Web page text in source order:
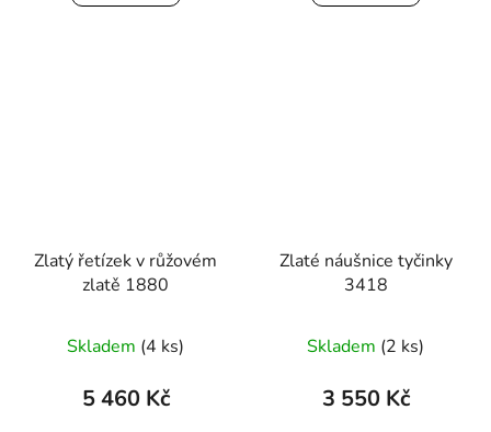
Zlatý řetízek v růžovém
zlatě 1880
hodnocení
produktu
Skladem (4 ks)
5 460 Kč
Zlaté náušnice tyčinky
3418
hodnocení
produktu
Skladem (2 ks)
3 550 Kč